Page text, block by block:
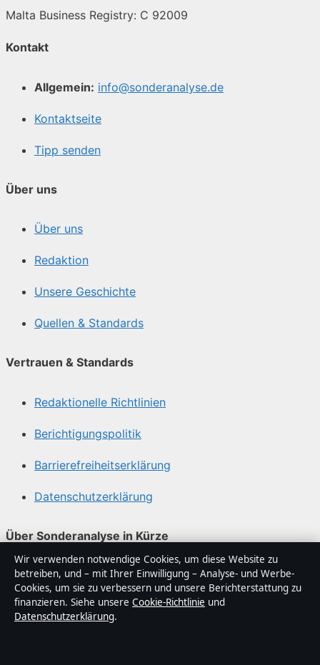
Malta Business Registry: C 92009
Kontakt
Allgemein: info@sonderanalyse.de
Kontaktseite
Tipp senden
Über uns
Über uns
Redaktion
Unsere Geschichte
Quellen & Standards
Vertrauen & Standards
Redaktionelle Richtlinien
Berichtigungspolitik
Barrierefreiheitserklärung
Datenschutzerklärung
Über Sonderanalyse in Kürze
Sonderanalyse ist ein unabhängiger digitaler
Nachrichtenanbieter mit Fokus auf Politik, Wirtschaft,
Technik und Gesellschaft in Deutschland. Jeder Artikel
trägt eine Byline, wird von einem Redakteur geprüft und
Wir verwenden notwendige Cookies, um diese Website zu
betreiben, und – mit Ihrer Einwilligung – Analyse- und Werbe-
Cookies, um sie zu verbessern und unsere Berichterstattung zu
finanzieren. Siehe unsere Cookie-Richtlinie und
Datenschutzerklärung.